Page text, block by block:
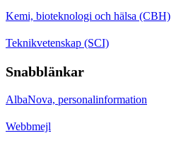
Kemi, bioteknologi och hälsa (CBH)
Teknikvetenskap (SCI)
Snabblänkar
AlbaNova, personalinformation
Webbmejl